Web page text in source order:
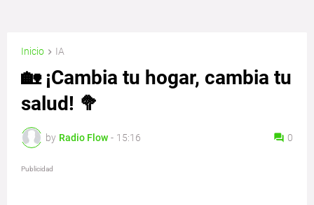
Inicio IA
🏡 ¡Cambia tu hogar, cambia tu
salud! 🥦
by Radio Flow - 15:16 0
Publicidad